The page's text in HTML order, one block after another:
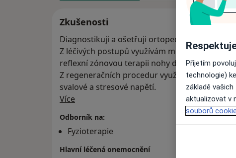
Zkušenosti
Diagnostikuji a ošetřuji ortopedické,
Z léčivých postupů využívám metodu Ludmily
reflexní zónovou terapii nohy dle Hanne-
Z regeneračních procedur využívám klasické
svalové a stresové napětí.
Více
Odborník na:
Fyzioterapie
Hlavní léčená onemocnění
Přijetím
technologie)
základě
aktualizovat v
souborů cookie.